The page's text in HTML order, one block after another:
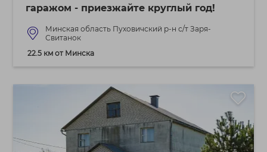
гаражом - приезжайте круглый год!
Минская область Пуховичский р-н с/т Заря-
Свитанок
22.5 км от Минска